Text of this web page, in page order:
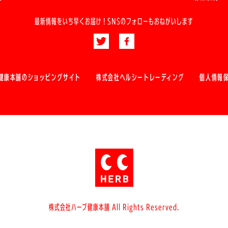
最新情報をいち早くお届け！ SNSのフォローもおねがいします
康本舗のショッピングサイト 株式会社ヘルシートレーディング 個人情報
株式会社ハーブ健康本舗 All Rights Reserved.